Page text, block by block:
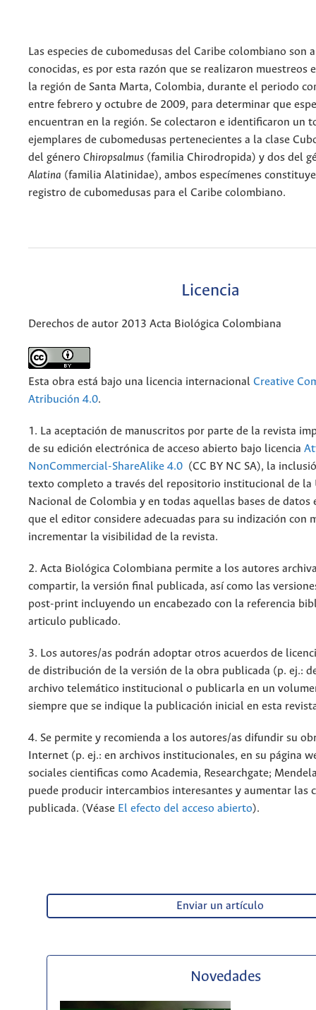
Las especies de cubomedusas del Caribe colombiano son
conocidas, es por esta razón que se realizaron muestreos
la región de Santa Marta, Colombia, durante el periodo
entre febrero y octubre de 2009, para determinar que
encuentran en la región. Se colectaron e identificaron un
ejemplares de cubomedusas pertenecientes a la clase
del género Chiropsalmus (familia Chirodropida) y dos del
Alatina (familia Alatinidae), ambos especímenes
registro de cubomedusas para el Caribe colombiano.
Licencia
Derechos de autor 2013 Acta Biológica Colombiana
Esta obra está bajo una licencia internacional Creative
Atribución 4.0.
1. La aceptación de manuscritos por parte de la revista
de su edición electrónica de acceso abierto bajo licencia
NonCommercial-ShareAlike 4.0 (CC BY NC SA), la
texto completo a través del repositorio institucional de la
Nacional de Colombia y en todas aquellas bases de datos
que el editor considere adecuadas para su indización con
incrementar la visibilidad de la revista.
2. Acta Biológica Colombiana permite a los autores
compartir, la versión final publicada, así como las
post-print incluyendo un encabezado con la referencia
articulo publicado.
3. Los autores/as podrán adoptar otros acuerdos de
de distribución de la versión de la obra publicada (p. ej.:
archivo telemático institucional o publicarla en un
siempre que se indique la publicación inicial en esta
4. Se permite y recomienda a los autores/as difundir su
Internet (p. ej.: en archivos institucionales, en su página
sociales cientificas como Academia, Researchgate;
puede producir intercambios interesantes y aumentar las
publicada. (Véase El efecto del acceso abierto).
Enviar un artículo
Novedades